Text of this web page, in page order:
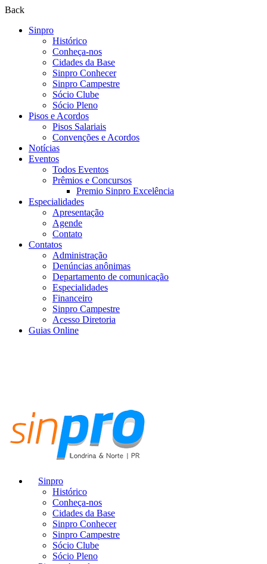
Back
Sinpro
Histórico
Conheça-nos
Cidades da Base
Sinpro Conhecer
Sinpro Campestre
Sócio Clube
Sócio Pleno
Pisos e Acordos
Pisos Salariais
Convenções e Acordos
Notícias
Eventos
Todos Eventos
Prêmios e Concursos
Premio Sinpro Excelência
Especialidades
Apresentação
Agende
Contato
Contatos
Administração
Denúncias anônimas
Departamento de comunicação
Especialidades
Financeiro
Sinpro Campestre
Acesso Diretoria
Guias Online
Sinpro
Histórico
Conheça-nos
Cidades da Base
Sinpro Conhecer
Sinpro Campestre
Sócio Clube
Sócio Pleno